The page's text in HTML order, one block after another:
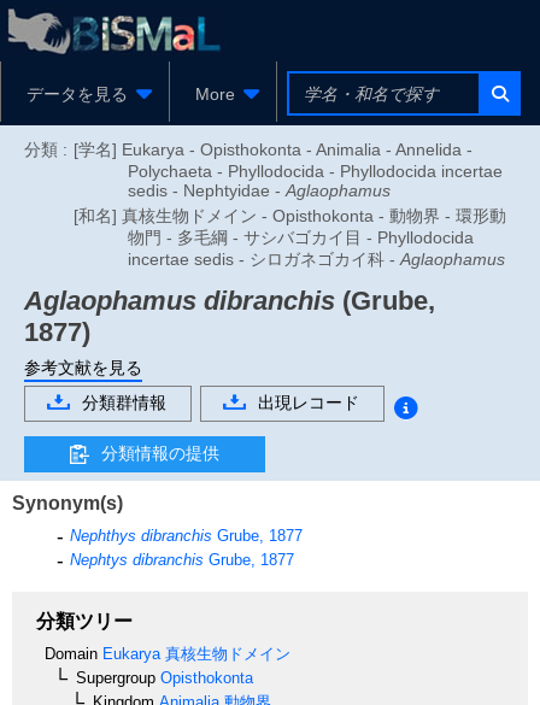
データを見る More
分類 : [学名] Eukarya - Opisthokonta - Animalia - Annelida -
Polychaeta - Phyllodocida - Phyllodocida incertae
sedis - Nephtyidae - Aglaophamus
[和名] 真核生物ドメイン - Opisthokonta - 動物界 - 環形動
物門 - 多毛綱 - サシバゴカイ目 - Phyllodocida
incertae sedis - シロガネゴカイ科 - Aglaophamus
Aglaophamus dibranchis (Grube,
1877)
参考文献を見る
分類群情報
出現レコード
分類情報の提供
Synonym(s)
Nephthys dibranchis Grube, 1877
Nephtys dibranchis Grube, 1877
分類ツリー
Domain Eukarya 真核生物ドメイン
Supergroup Opisthokonta